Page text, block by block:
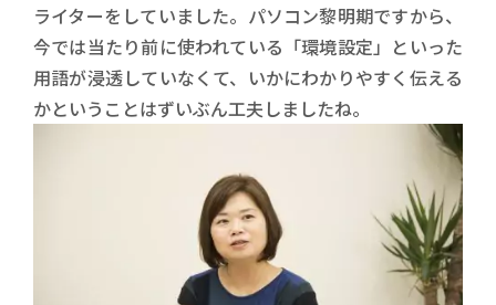
ライターをしていました。パソコン黎明期ですから、
今では当たり前に使われている「環境設定」といった
用語が浸透していなくて、いかにわかりやすく伝える
かということはずいぶん工夫しましたね。